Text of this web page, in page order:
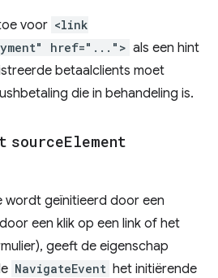
voor <link
href="..."> als een hint
betaalclients moet
die in behandeling is.
sourceElement
wordt geïnitieerd door een
een klik op een link of het
geeft de eigenschap
NavigateEvent het initiërende